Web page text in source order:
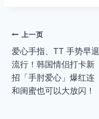
文
章
导
航
上一页
爱心手指、TT 手势早退
流行！韩国情侣打卡新
招「手肘爱心」爆红连
和闺蜜也可以大放闪！